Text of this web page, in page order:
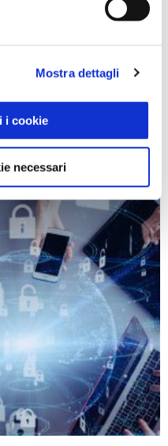
Mostra dettagli
i cookie
necessari
il 2023
per il livello di
digital transformation ha